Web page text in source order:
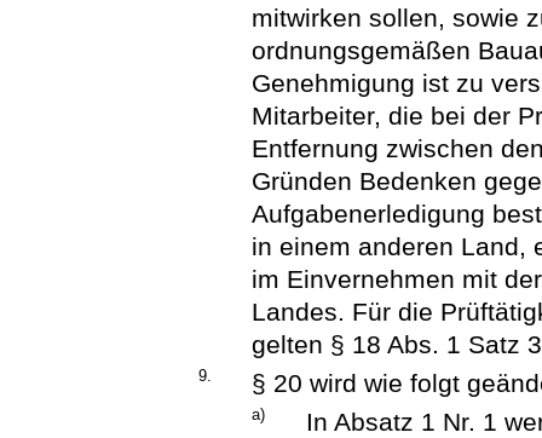
mitwirken sollen, sowie
ordnungsgemäßen
Genehmigung ist zu
Mitarbeiter, die bei der
Entfernung zwischen
Gründen Bedenken
Aufgabenerledigung
in einem anderen Land,
im Einvernehmen mit
Landes. Für die
gelten § 18 Abs. 1 Satz
9. § 20 wird wie folgt
a)
In Absatz 1 Nr. 1